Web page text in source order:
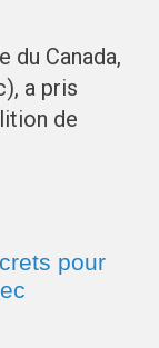
du Canada,
a pris
de
pour